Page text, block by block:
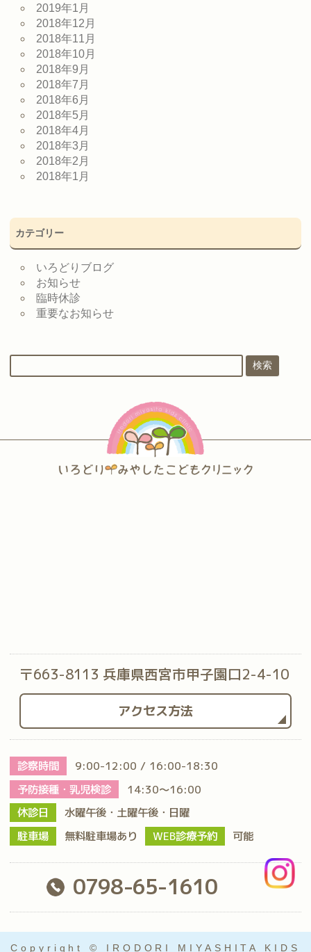
2019年1月
2018年12月
2018年11月
2018年10月
2018年9月
2018年7月
2018年6月
2018年5月
2018年4月
2018年3月
2018年2月
2018年1月
カテゴリー
いろどりブログ
お知らせ
臨時休診
重要なお知らせ
〒663-8113 兵庫県西宮市甲子園口2-4-10
アクセス方法
診察時間
9:00-12:00 / 16:00-18:30
予防接種・乳児検診
14:30～16:00
休診日
水曜午後・土曜午後・日曜
駐車場
無料駐車場あり WEB診療予約 可能
0798-65-1610
Copyright © IRODORI MIYASHITA KIDS